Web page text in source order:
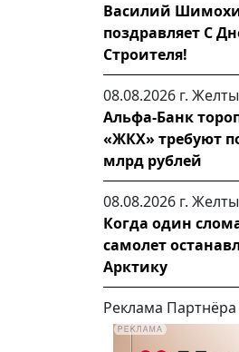
Василий
поздравляет С
Строителя!
08.08.2026 г.
Альфа-Банк
«ЖКХ» требуют
млрд рублей
08.08.2026 г.
Когда один
самолет
Арктику
Реклама Партнёра